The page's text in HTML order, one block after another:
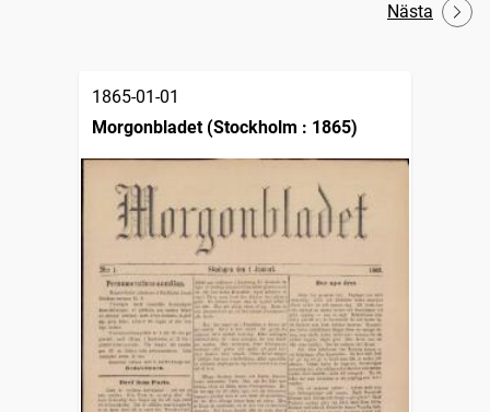
Nästa
1865-01-01
Morgonbladet (Stockholm : 1865)